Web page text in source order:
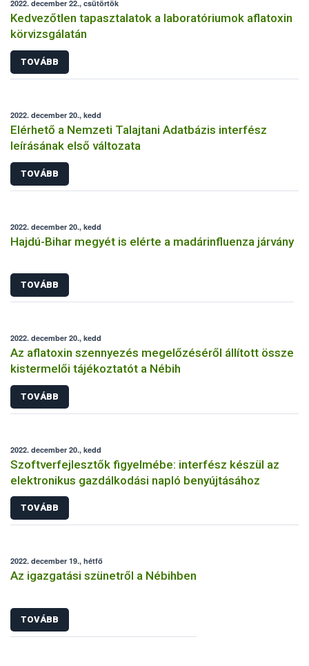
2022. december 22., csütörtök
Kedvezőtlen tapasztalatok a laboratóriumok aflatoxin
körvizsgálatán
TOVÁBB
2022. december 20., kedd
Elérhető a Nemzeti Talajtani Adatbázis interfész
leírásának első változata
TOVÁBB
2022. december 20., kedd
Hajdú-Bihar megyét is elérte a madárinfluenza járvány
TOVÁBB
2022. december 20., kedd
Az aflatoxin szennyezés megelőzéséről állított össze
kistermelői tájékoztatót a Nébih
TOVÁBB
2022. december 20., kedd
Szoftverfejlesztők figyelmébe: interfész készül az
elektronikus gazdálkodási napló benyújtásához
TOVÁBB
2022. december 19., hétfő
Az igazgatási szünetről a Nébihben
TOVÁBB